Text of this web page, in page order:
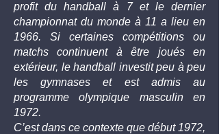
profit du handball à 7 et le dernier
championnat du monde à 11 a lieu en
1966. Si certaines compétitions ou
matchs continuent à être joués en
extérieur, le handball investit peu à peu
les gymnases et est admis au
programme olympique masculin en
1972.
C’est dans ce contexte que début 1972,